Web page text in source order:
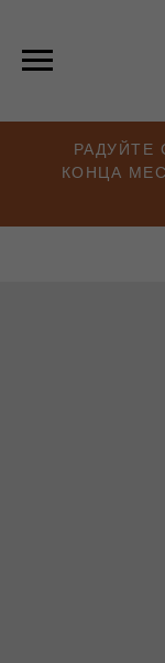
РАДУЙТЕ
КОНЦА